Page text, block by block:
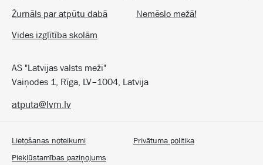
Žurnāls par atpūtu dabā
Nemēslo mežā!
Vides izglītība skolām
AS "Latvijas valsts meži"
Vaiņodes 1, Rīga, LV–1004, Latvija
Lietošanas noteikumi
Privātuma politika
Piekļūstamības paziņojums
atputa@lvm.lv